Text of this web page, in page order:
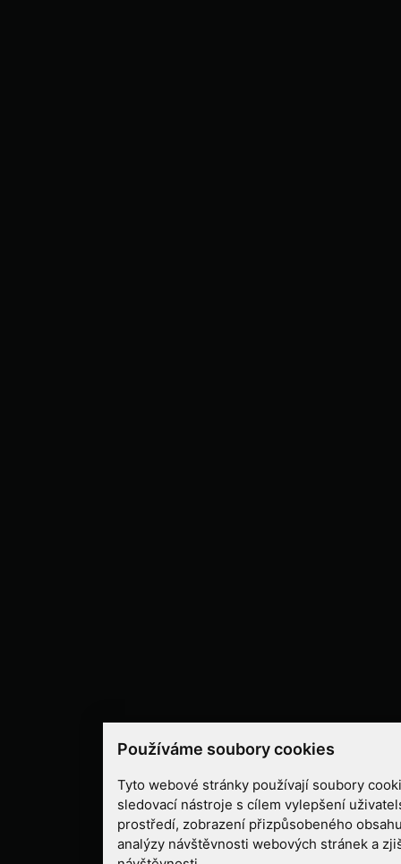
Používáme soubory cookies
Tyto webové stránky používají soubory
sledovací nástroje s cílem vylepšení
prostředí, zobrazení přizpůsobeného
analýzy návštěvnosti webových stránek a